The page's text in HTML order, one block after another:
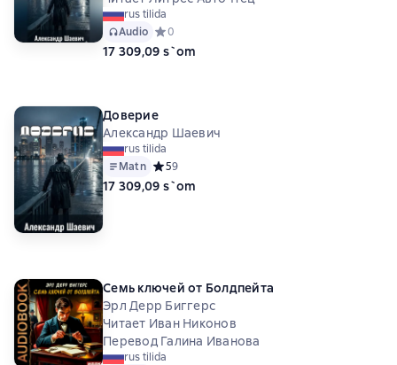
rus tilida
Audio Средний рейтинг 0 на основе 0 оценок
0
17 309,09 s`om
Доверие
Александр Шаевич
rus tilida
Matn Средний рейтинг 5 на основе 9 оценок
59
17 309,09 s`om
Семь ключей от Болдпейта
Эрл Дерр Биггерс
Читает Иван Никонов
Перевод Галина Иванова
rus tilida